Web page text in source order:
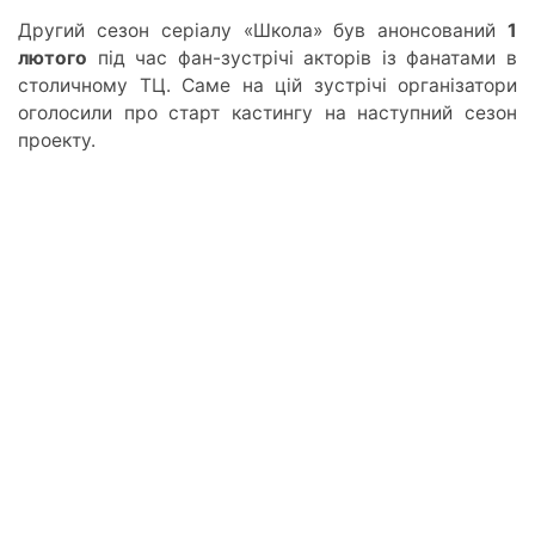
Другий сезон серіалу «Школа» був анонсований 1
лютого під час фан-зустрічі акторів із фанатами в
столичному ТЦ. Саме на цій зустрічі організатори
оголосили про старт кастингу на наступнийсезон
проекту.